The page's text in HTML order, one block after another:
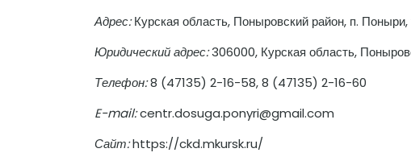
Адрес:Курская область, Поныровский район, п. Поныри,
Юридический адрес:306000, Курская область,
Телефон:8 (47135) 2-16-58, 8 (47135) 2-16-60
E-mail:centr.dosuga.ponyri@gmail.com
Сайт:https://ckd.mkursk.ru/